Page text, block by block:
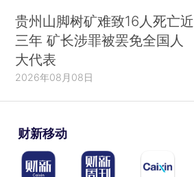
贵州山脚树矿难致16人死亡近
三年 矿长涉罪被罢免全国人
大代表
2026年08月08日
财新移动